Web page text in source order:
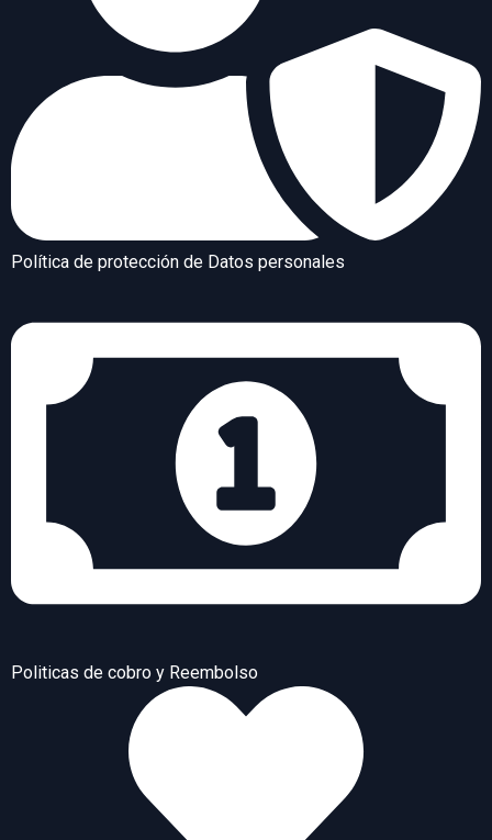
Política de protección de Datos personales
Politicas de cobro y Reembolso